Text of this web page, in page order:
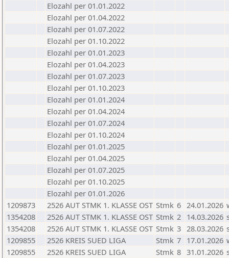
Elozahl per 01.01.2022
Elozahl per 01.04.2022
Elozahl per 01.07.2022
Elozahl per 01.10.2022
Elozahl per 01.01.2023
Elozahl per 01.04.2023
Elozahl per 01.07.2023
Elozahl per 01.10.2023
Elozahl per 01.01.2024
Elozahl per 01.04.2024
Elozahl per 01.07.2024
Elozahl per 01.10.2024
Elozahl per 01.01.2025
Elozahl per 01.04.2025
Elozahl per 01.07.2025
Elozahl per 01.10.2025
Elozahl per 01.01.2026
1209873
2526 AUT STMK 1. KLASSE OST Stmk 6 24.01.2026
1354208
2526 AUT STMK 1. KLASSE OST Stmk 2 14.03.2026
1354208
2526 AUT STMK 1. KLASSE OST Stmk 3 28.03.2026
1209855
2526 KREIS SUED LIGA Stmk 7 17.01.2026
1209855
2526 KREIS SUED LIGA Stmk 8 31.01.2026